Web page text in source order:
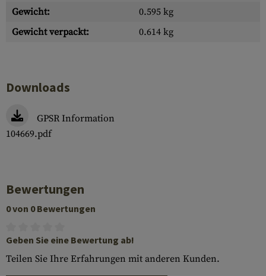
Gewicht:
0.595 kg
Gewicht verpackt:
0.614 kg
Downloads
GPSR Information
104669.pdf
Bewertungen
0 von 0 Bewertungen
Geben Sie eine Bewertung ab!
Teilen Sie Ihre Erfahrungen mit anderen Kunden.